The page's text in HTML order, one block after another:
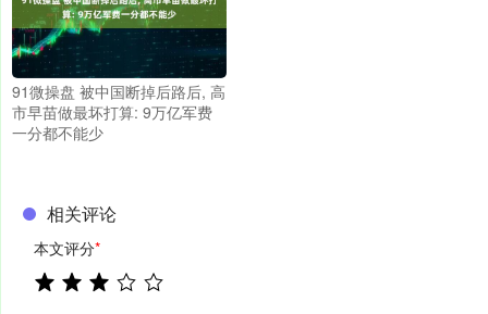
91微操盘 被中国断掉后路后, 高
市早苗做最坏打算: 9万亿军费
一分都不能少
相关评论
本文评分*